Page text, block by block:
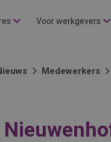
Voor werkgevers
Medewerkers